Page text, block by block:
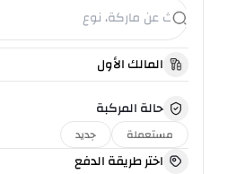
المالك الأول
حالة المركبة
مستعملة جديد
اختر طريقة الدفع